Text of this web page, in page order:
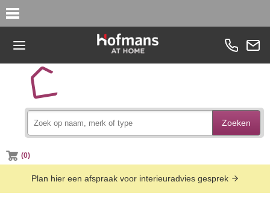
Zoeken
(0)
Plan hier een afspraak voor interieuradvies gesprek